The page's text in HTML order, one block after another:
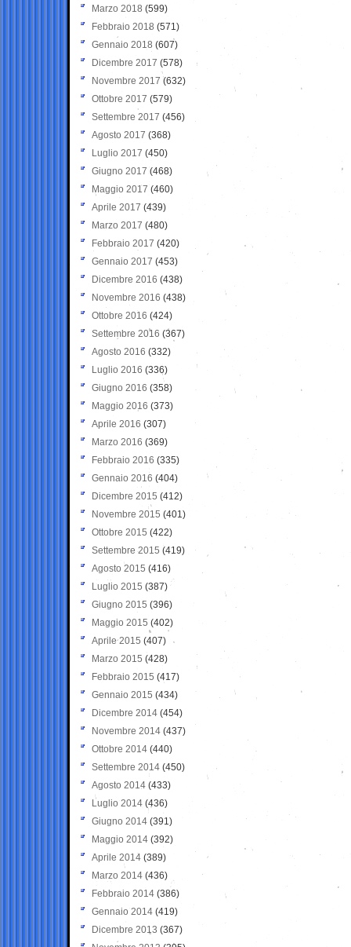
Marzo 2018 (599)
Febbraio 2018 (571)
Gennaio 2018 (607)
Dicembre 2017 (578)
Novembre 2017 (632)
Ottobre 2017 (579)
Settembre 2017 (456)
Agosto 2017 (368)
Luglio 2017 (450)
Giugno 2017 (468)
Maggio 2017 (460)
Aprile 2017 (439)
Marzo 2017 (480)
Febbraio 2017 (420)
Gennaio 2017 (453)
Dicembre 2016 (438)
Novembre 2016 (438)
Ottobre 2016 (424)
Settembre 2016 (367)
Agosto 2016 (332)
Luglio 2016 (336)
Giugno 2016 (358)
Maggio 2016 (373)
Aprile 2016 (307)
Marzo 2016 (369)
Febbraio 2016 (335)
Gennaio 2016 (404)
Dicembre 2015 (412)
Novembre 2015 (401)
Ottobre 2015 (422)
Settembre 2015 (419)
Agosto 2015 (416)
Luglio 2015 (387)
Giugno 2015 (396)
Maggio 2015 (402)
Aprile 2015 (407)
Marzo 2015 (428)
Febbraio 2015 (417)
Gennaio 2015 (434)
Dicembre 2014 (454)
Novembre 2014 (437)
Ottobre 2014 (440)
Settembre 2014 (450)
Agosto 2014 (433)
Luglio 2014 (436)
Giugno 2014 (391)
Maggio 2014 (392)
Aprile 2014 (389)
Marzo 2014 (436)
Febbraio 2014 (386)
Gennaio 2014 (419)
Dicembre 2013 (367)